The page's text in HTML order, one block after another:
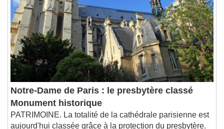
Notre-Dame de Paris : le presbytère classé
Monument historique
PATRIMOINE. La totalité de la cathédrale parisienne est